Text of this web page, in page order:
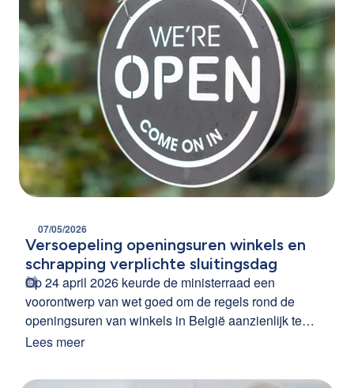
07/05/2026
Versoepeling openingsuren winkels en
schrapping verplichte sluitingsdag
Op 24 april 2026 keurde de ministerraad een
voorontwerp van wet goed om de regels rond de
openingsuren van winkels in België aanzienlijk te
versoepelen. De belangrijkste wijzigingen zijn de
en het verlengen van de toegelaten openingsuren tot
Lees meer